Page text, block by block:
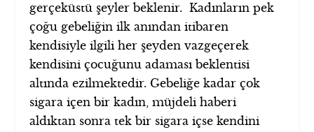
gerçeküstü şeyler beklenir. Kadınların pek
çoğu gebeliğin ilk anından itibaren
kendisiyle ilgili her şeyden vazgeçerek
kendisini çocuğunu adaması beklentisi
altında ezilmektedir. Gebeliğe kadar çok
sigara içen bir kadın, müjdeli haberi
aldıktan sonra tek bir sigara içse kendini